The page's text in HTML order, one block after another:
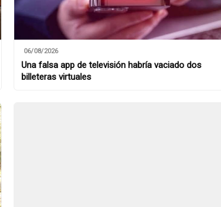
06/08/2026
Una falsa app de televisión habría vaciado dos
billeteras virtuales